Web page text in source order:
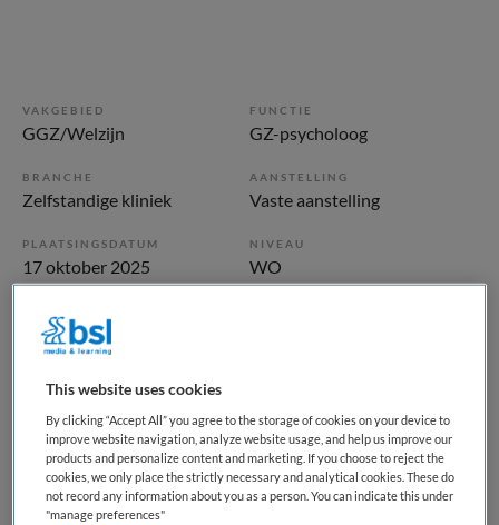
VAKGEBIED
GGZ/Welzijn
FUNCTIE
GZ-psycholoog
BRANCHE
Zelfstandige kliniek
AANSTELLING
Vaste aanstelling
PLAATSINGSDATUM
17 oktober 2025
NIVEAU
WO
Ervaren
Vacature niet beschikbaar
Deze vacature Gz-psycholoog bij Parnassia Groep is niet
meer actueel. Hieronder staan enkele vergelijkbare
vacatures die voor u wellicht interessant zijn.
This website uses cookies
By clicking “Accept All” you agree to the storage of cookies on your device to
improve website navigation, analyze website usage, and help us improve our
products and personalize content and marketing. If you choose to reject the
cookies, we only place the strictly necessary and analytical cookies. These do
not record any information about you as a person. You can indicate this under
"manage preferences"